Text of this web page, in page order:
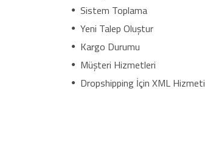
Sistem Toplama
Yeni Talep Oluştur
Kargo Durumu
Müşteri Hizmetleri
Dropshipping İçin XML Hizmeti